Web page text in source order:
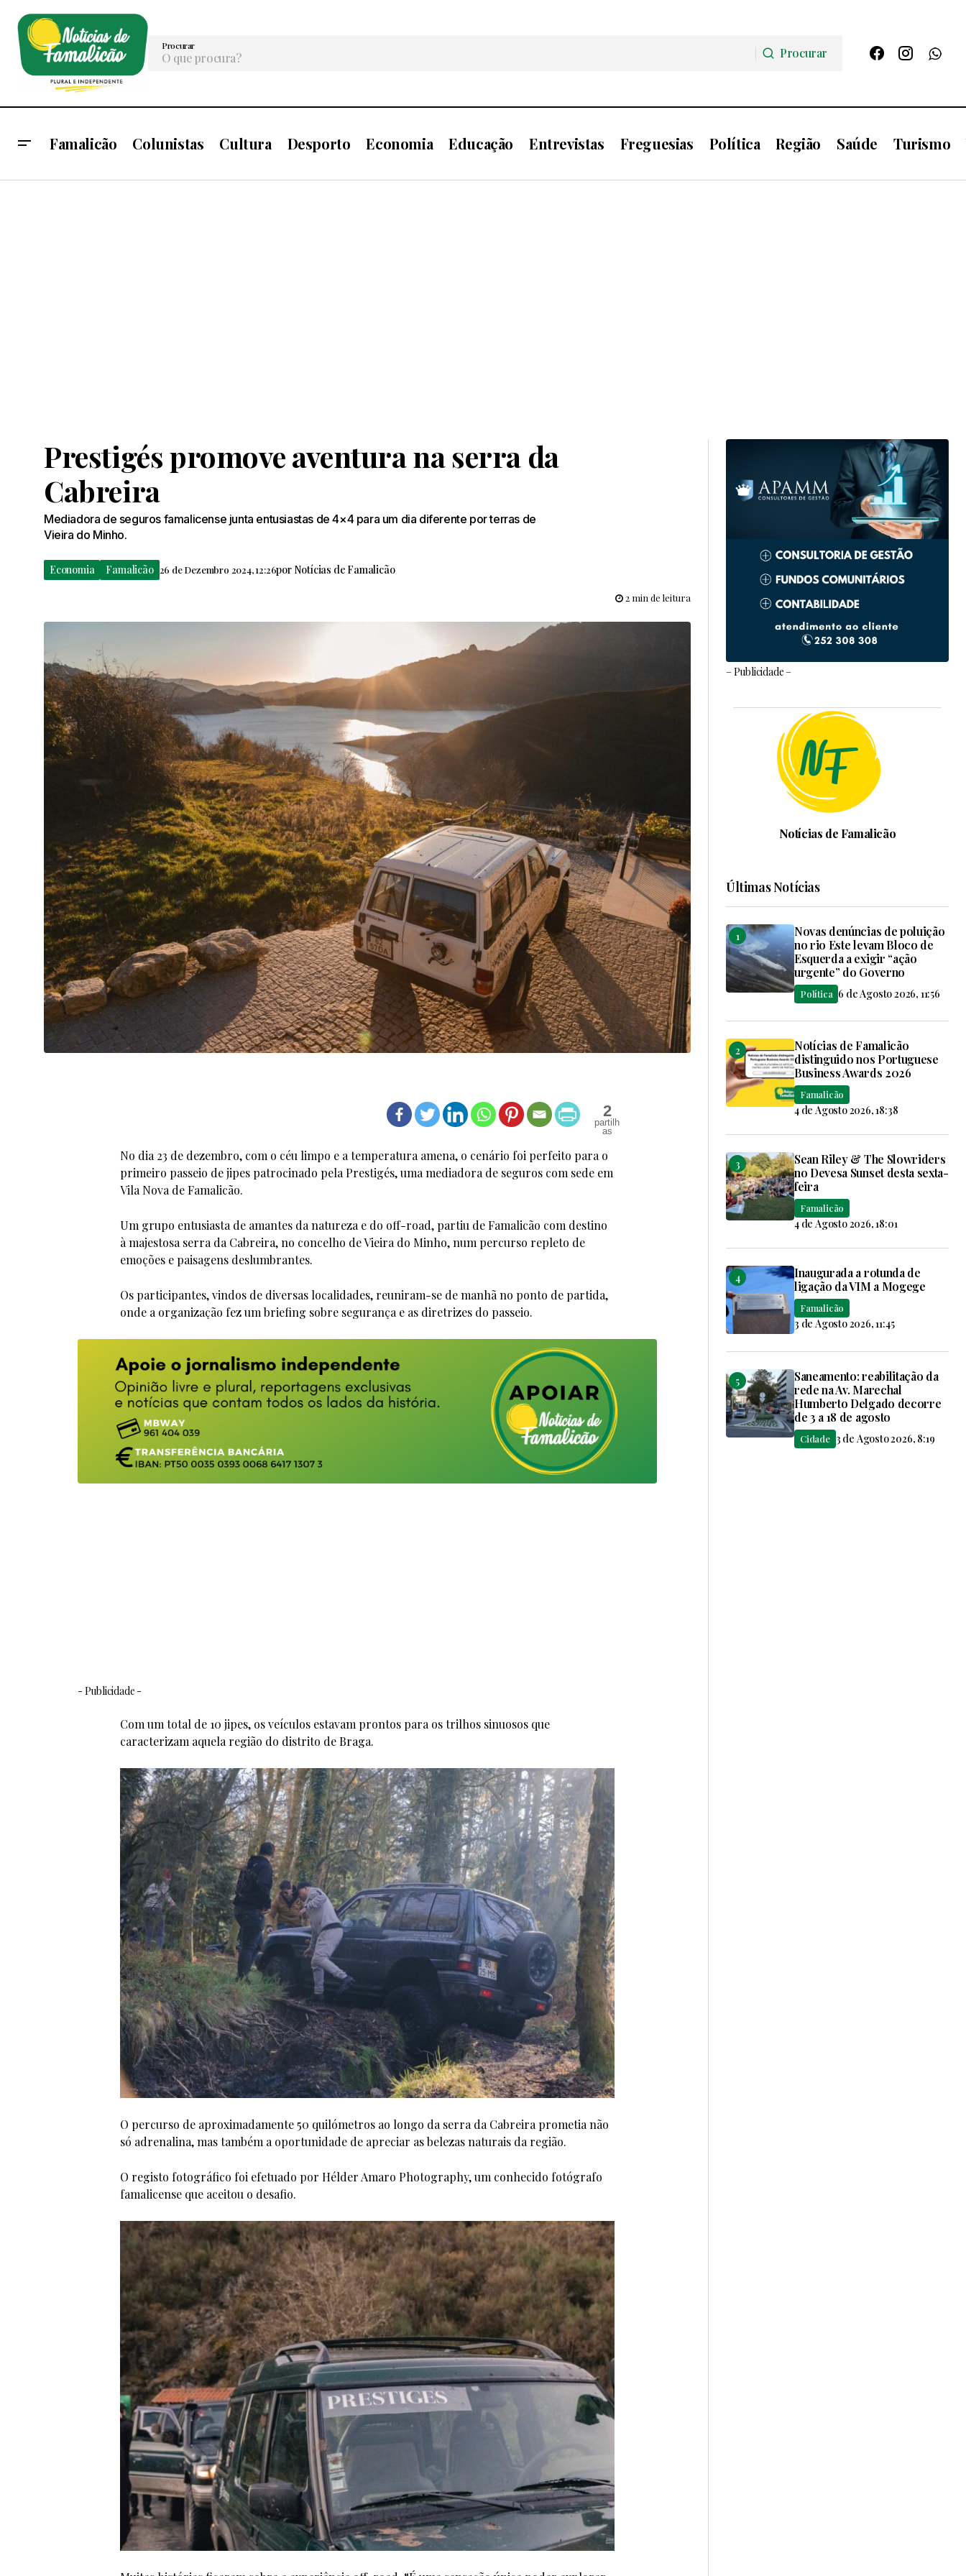
Procurar
Procurar
Famalicão Colunistas Cultura Desporto Economia Educação Entrevistas Freguesias Política Região Saúde Turismo
Prestigés promove aventura na serra da
Cabreira
Mediadora de seguros famalicense junta entusiastas de 4×4 para um dia diferente por terras de
Vieira do Minho.
Economia Famalicão 26 de Dezembro 2024, 12:26por Notícias de Famalicão
2 min de leitura
2
No dia 23 de dezembro, com o céu limpo e a temperatura amena, o cenário foi perfeito para o
primeiro passeio de jipes patrocinado pela Prestigés, uma mediadora de seguros com sede em
Vila Nova de Famalicão.
Um grupo entusiasta de amantes da natureza e do off-road, partiu de Famalicão com destino
à majestosa serra da Cabreira, no concelho de Vieira do Minho, num percurso repleto de
emoções e paisagens deslumbrantes.
Os participantes, vindos de diversas localidades, reuniram-se de manhã no ponto de partida,
onde a organização fez um briefing sobre segurança e as diretrizes do passeio.
- Publicidade -
Com um total de 10 jipes, os veículos estavam prontos para os trilhos sinuosos que
caracterizam aquela região do distrito de Braga.
O percurso de aproximadamente 50 quilómetros ao longo da serra da Cabreira prometia não
só adrenalina, mas também a oportunidade de apreciar as belezas naturais da região.
O registo fotográfico foi efetuado por Hélder Amaro Photography, um conhecido fotógrafo
famalicense que aceitou o desafio.
– Publicidade –
Notícias de Famalicão
Últimas Notícias
Novas denúncias de poluição
no rio Este levam Bloco de
Esquerda a exigir “ação
urgente” do Governo
Política 6 de Agosto 2026, 11:56
Notícias de Famalicão
distinguido nos Portuguese
Business Awards 2026
Famalicão
4 de Agosto 2026, 18:38
Sean Riley & The Slowriders
no Devesa Sunset desta sexta-
feira
Famalicão
4 de Agosto 2026, 18:01
Inaugurada a rotunda de
ligação da VIM a Mogege
Famalicão
3 de Agosto 2026, 11:45
Saneamento: reabilitação da
rede na Av. Marechal
Humberto Delgado decorre
de 3 a 18 de agosto
Cidade 3 de Agosto 2026, 8:19